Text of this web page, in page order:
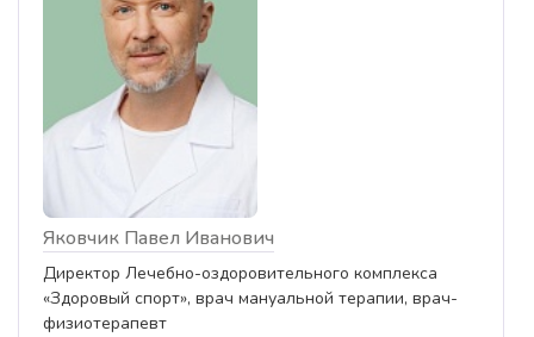
Яковчик Павел Иванович
Директор Лечебно-оздоровительного комплекса
«Здоровый спорт», врач мануальной терапии, врач-
физиотерапевт